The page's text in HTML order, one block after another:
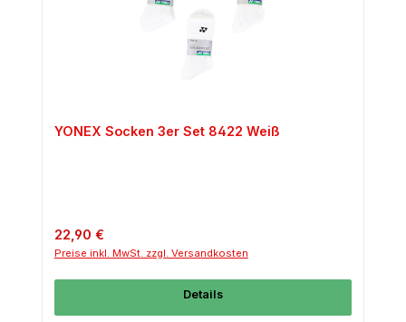
YONEX Socken 3er Set 8422 Weiß
Regulärer Preis:
22,90 €
Preise inkl. MwSt. zzgl. Versandkosten
Details